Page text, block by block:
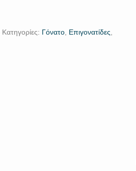
Κατηγορίες: Γόνατο Επιγονατίδες